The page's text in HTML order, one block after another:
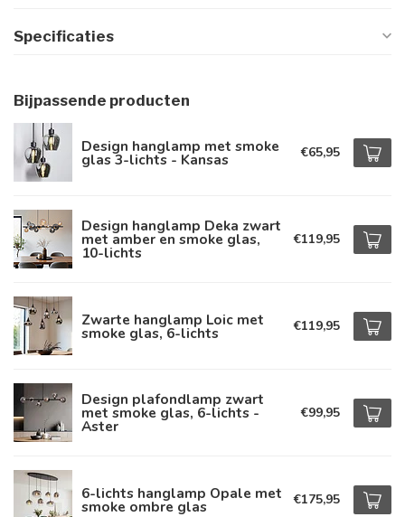
Specificaties
Bijpassende producten
Design hanglamp met smoke
glas 3-lichts - Kansas €65,95
Design hanglamp Deka zwart
met amber en smoke glas,
10-lichts
€119,95
Zwarte hanglamp Loic met
smoke glas, 6-lichts €119,95
Design plafondlamp zwart
met smoke glas, 6-lichts -
Aster
€99,95
6-lichts hanglamp Opale met
smoke ombre glas €175,95